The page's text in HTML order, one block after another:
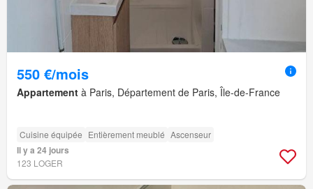
550 €/mois
Appartement à Paris, Département de Paris, Île-de-France
Cuisine équipée Entièrement meublé Ascenseur
Il y a 24 jours
123 LOGER